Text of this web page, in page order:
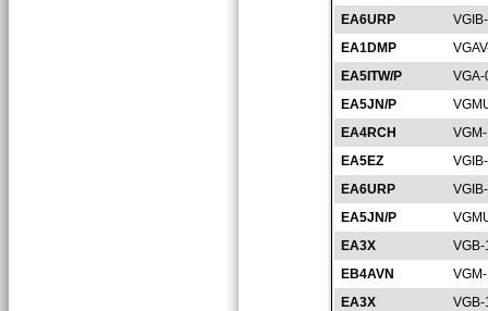
EA6URP
EA1DMP
EA5ITW/P
EA5JN/P
EA4RCH
EA5EZ
EA6URP
EA5JN/P
EA3X
EB4AVN
EA3X